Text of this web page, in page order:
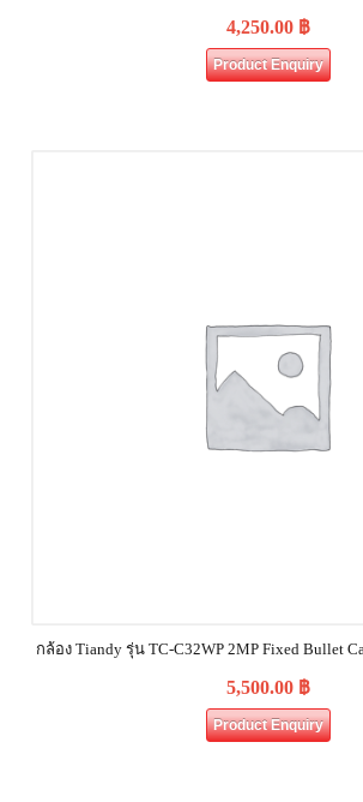
4,250.00 ฿
Product Enquiry
กล้อง Tiandy รุ่น TC-C32WP 2MP Fixed Bullet
5,500.00 ฿
Product Enquiry